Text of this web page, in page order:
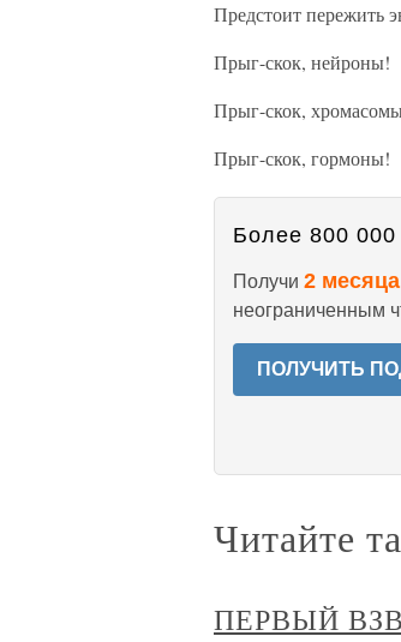
Предстоит пережить
Прыг-скок, нейроны!
Прыг-скок,
Прыг-скок, гормоны!
Более 800 000
Получи 2
неограниченным
ПОЛУЧИТЬ
Читайте
ПЕРВЫЙ